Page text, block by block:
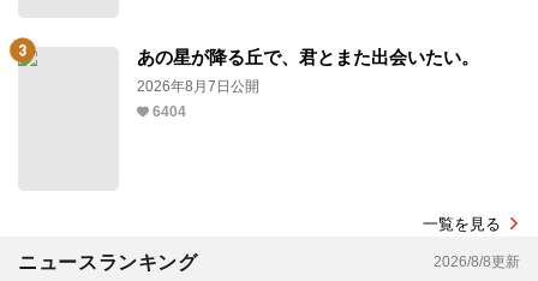
あの星が降る丘で、君とまた出会いたい。
2026年8月7日公開
6404
一覧を見る
ニュースランキング 2026/8/8更新